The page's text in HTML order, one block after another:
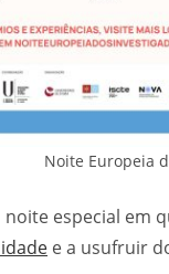
Noite Europeia
noite especial em
e a usufruir